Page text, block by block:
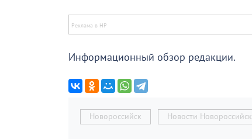
Информационный обзор редакции.
Новороссийск Новости Новороссийск